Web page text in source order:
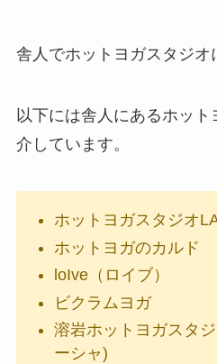
舎人でホットヨガスタジオ
以下には舎人にあるホッ
介しています。
ホットヨガスタジオ
ホットヨガのカルド
loIve（ロイブ）
ビクラムヨガ
溶岩ホットヨガスタ
ーシャ)